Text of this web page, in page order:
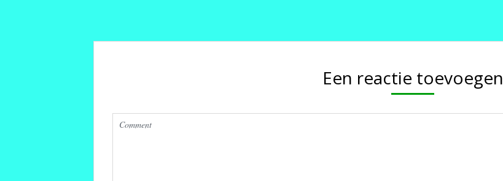
Een reactie toevoegen